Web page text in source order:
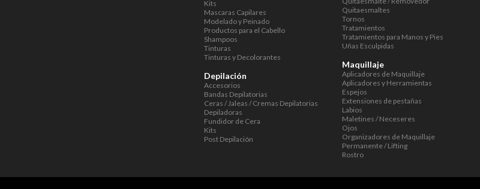
Kits
Mascaras Capilares
Modelado y Peinado
Productos para el Cabello
Shampoos
Tinturas
Tinturas y Decolorantes
Depilación
Accesorios
Bandas Depilatorias
Ceras / Jaleas / Cremas Depilatorias
Depiladoras
Fundidor de Cera
Kits
Post Depilación
Quitaesmaltes
Tornos
Tratamientos
Tratamientos para Manos y Pies
Uñas Esculpidas
Maquillaje
Aplicadores de Maquillaje
Aplicadores y Herramientas
Espejos
Extensiones de pestañas
Labios
Maletines / Neceseres
Ojos
Organizadores de Maquillaje
Permanente / Lifting
Rostro